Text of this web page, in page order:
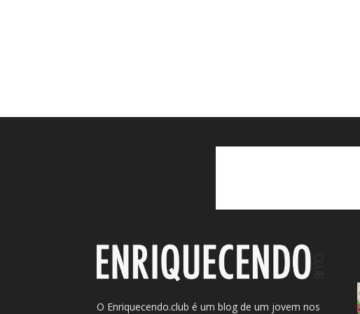
O Enriquecendo.club é um blog de um jovem nos